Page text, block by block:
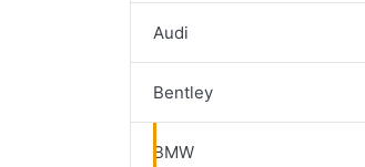
Audi
Bentley
BMW